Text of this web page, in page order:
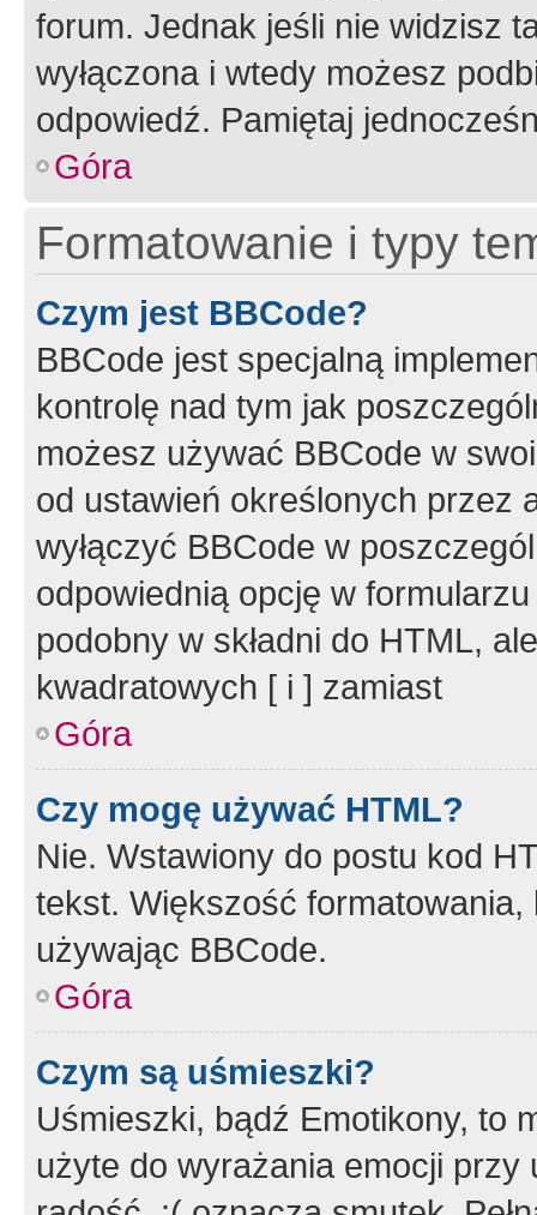
forum. Jednak jeśli nie widzisz
wyłączona i wtedy możesz
odpowiedź. Pamiętaj
Góra
Formatowanie i typy
Czym jest BBCode?
BBCode jest specjalną
kontrolę nad tym jak
możesz używać BBCode w
od ustawień określonych przez
wyłączyć BBCode w
odpowiednią opcję w
podobny w składni do HTML,
kwadratowych [ i ] zamiast
Góra
Czy mogę używać HTML?
Nie. Wstawiony do postu kod
tekst. Większość
używając BBCode.
Góra
Czym są uśmieszki?
Uśmieszki, bądź Emotikony, to
użyte do wyrażania emocji